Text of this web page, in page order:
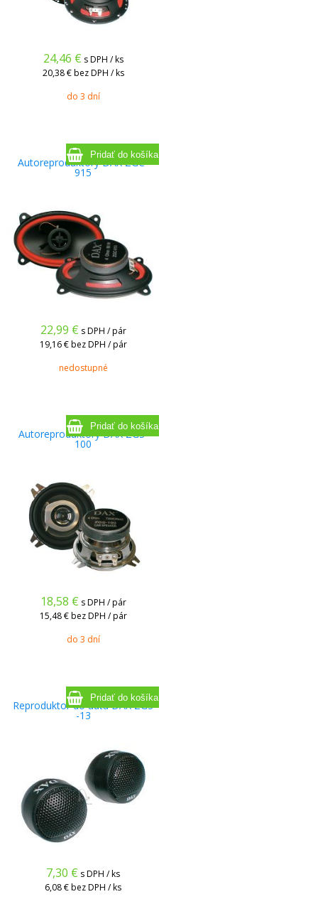
24,46 € s DPH / ks
20,38 € bez DPH / ks
do 3 dní
Autoreproduktory DAX ZGC-
915
22,99 € s DPH / pár
19,16 € bez DPH / pár
nedostupné
Autoreproduktory DAX ZGS-
100
18,58 € s DPH / pár
15,48 € bez DPH / pár
do 3 dní
Reproduktor do auta DAX ZGS
-13
7,30 € s DPH / ks
6,08 €bez DPH / ks